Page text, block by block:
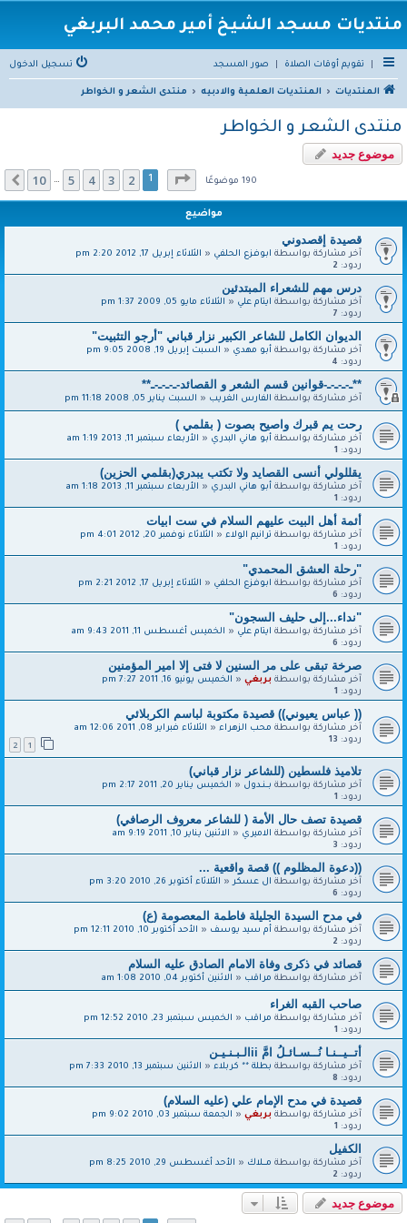
منتديات مسجد الشيخ أمير محمد البربغي
تقويم أوقات الصلاة صور المسجد تسجيل الدخول
المنتديات المنتديات العلمية والادبيه منتدى الشعر و الخواطر
منتدى الشعر و الخواطر
موضوع جديد
190 موضوعًاصفحة1من10
2
3
4
5
…
10 التالي
مواضيع
قصيدة إقصدوني
آخر مشاركة بواسطةابوفزع الحلفي« الثلاثاء إبريل 17, 2012 2:20 pm
ردود: 2
درس مهم للشعراء المبتدئين
آخر مشاركة بواسطةايتام علي« الثلاثاء مايو 05, 2009 1:37 pm
ردود: 7
الديوان الكامل للشاعر الكبير نزار قباني "أرجو التثبيت"
آخر مشاركة بواسطةأبو مهدي« السبت إبريل 19, 2008 9:05 pm
ردود: 4
**ـ-ـ-ـ-ـ-قوانين قسم الشعر و القصائد-ـ-ـ-ـ-ـ**
آخر مشاركة بواسطةالفارس الغريب« السبت يناير 05, 2008 11:18 pm
رحت يم قبرك واصيح بصوت ( بقلمي )
آخر مشاركة بواسطةأبو هاني البدري« الأربعاء سبتمبر 11, 2013 1:19 am
ردود:
يقللولي أنسى القصايد ولا تكتب يبدري(بقلمي الحزين)
آخر مشاركة بواسطةأبو هاني البدري« الأربعاء سبتمبر 11, 2013 1:18 am
ردود:
أئمة أهل البيت عليهم السلام في ست ابيات
آخر مشاركة بواسطةترانيم الولاء« الثلاثاء نوفمبر 20, 2012 4:01 pm
ردود:
"رحلة العشق المحمدي"
آخر مشاركة بواسطةابوفزع الحلفي« الثلاثاء إبريل 17, 2012 2:21 pm
ردود: 6
"نداء...إلى حليف السجون"
آخر مشاركة بواسطةايتام علي« الخميس أغسطس 11, 2011 9:43 am
ردود: 6
صرخة تبقى على مر السنين لا فتى إلا امير المؤمنين‎
آخر مشاركة بواسطةبربغي« الخميس يونيو 16, 2011 7:27 pm
ردود:
(( عباس يعيوني)) قصيدة مكتوبة لباسم الكربلائي
آخر مشاركة بواسطةمحب الزهراء« الثلاثاء فبراير 08, 2011 12:06 am
ردود: 13
2
تلاميذ فلسطين (للشاعر نزار قباني)
آخر مشاركة بواسطةبــنــدول« الخميس يناير 20, 2011 2:17 pm
ردود:
قصيدة تصف حال الأمة ( للشاعر معروف الرصافي)
آخر مشاركة بواسطةالاميري« الاثنين يناير 10, 2011 9:19 am
ردود: 3
((دعوة المظلوم )) قصة واقعية ...
آخر مشاركة بواسطةال عسكر« الثلاثاء أكتوبر 26, 2010 3:20 pm
ردود: 6
في مدح السيدة الجليلة فاطمة المعصومة (ع)
آخر مشاركة بواسطةأم سيد يوسف« الأحد أكتوبر 10, 2010 12:11 pm
ردود: 2
قصائد في ذكرى وفاة الامام الصادق عليه السلام
آخر مشاركة بواسطةمراقب« الاثنين أكتوبر 04, 2010 1:08 am
صاحب القبه الغراء
آخر مشاركة بواسطةمراقب« الخميس سبتمبر 23, 2010 12:52 pm
ردود:
أتــيــنـا نُــسـائـلُ امَّ iiالـبـنـيـن
آخر مشاركة بواسطةبطلة ** كربلاء« الاثنين سبتمبر 13, 2010 7:33 pm
ردود: 8
قصيدة في مدح الإمام علي (عليه السلام)
آخر مشاركة بواسطةبربغي« الجمعة سبتمبر 03, 2010 9:02 pm
ردود:
الكفيل
آخر مشاركة بواسطةمــــلاك« الأحد أغسطس 29, 2010 8:25 pm
ردود: 2
موضوع جديد